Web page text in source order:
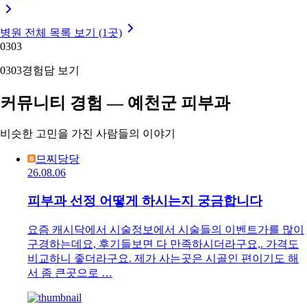
병원 전체 목록 보기 (1곳)
0303
0303경험담 보기
커뮤니티 경험 — 예천군 피부과
비슷한 고민을 가진 사람들의 이야기
므찌당당
26.08.06
피부과 선정 어떻게 하시는지 궁금합니다
요즘 캐시닥에서 시술정보에서 시술들의 이벤트가를 많이
구경하는데요, 후기들보면 다 만족하시더라구요,. 가격도
비교하니 좋더라구요. 제가 사는곳은 시골인 편이기도 해
서 좀 큰곳으로 …